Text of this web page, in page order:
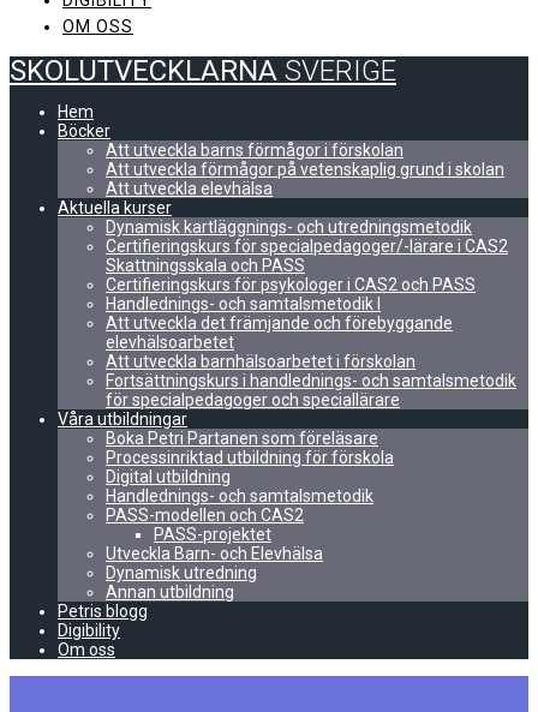
OM OSS
SKOLUTVECKLARNA SVERIGE
Hem
Böcker
Att utveckla barns förmågor i förskolan
Att utveckla förmågor på vetenskaplig grund i skolan
Att utveckla elevhälsa
Aktuella kurser
Dynamisk kartläggnings- och utredningsmetodik
Certifieringskurs för specialpedagoger/-lärare i CAS2
Skattningsskala och PASS
Certifieringskurs för psykologer i CAS2 och PASS
Handlednings- och samtalsmetodik I
Att utveckla det främjande och förebyggande
elevhälsoarbetet
Att utveckla barnhälsoarbetet i förskolan
Fortsättningskurs i handlednings- och samtalsmetodik
för specialpedagoger och speciallärare
Våra utbildningar
Boka Petri Partanen som föreläsare
Processinriktad utbildning för förskola
Digital utbildning
Handlednings- och samtalsmetodik
PASS-modellen och CAS2
PASS-projektet
Utveckla Barn- och Elevhälsa
Dynamisk utredning
Annan utbildning
Petris blogg
Digibility
Om oss